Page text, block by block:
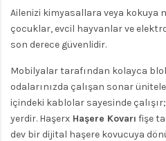
Ailenizi kimyasallara veya kokuya
çocuklar, evcil hayvanlar ve
son derece güvenlidir.
Mobilyalar tarafından kolayca
odalarınızda çalışan sonar
içindeki kablolar sayesinde
yerdir. Haşerx Haşere Kovarı fişe
dev bir dijital haşere kovucuya